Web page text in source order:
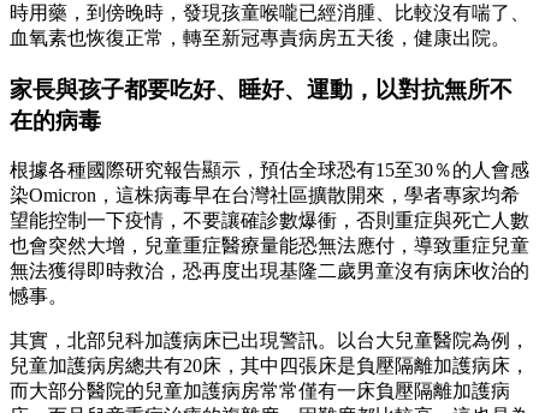
時用藥，到傍晚時，發現孩童喉嚨已經消腫、比較沒有喘了、
血氧素也恢復正常，轉至新冠專責病房五天後，健康出院。
家長與孩子都要吃好、睡好、運動，以對抗無所不
在的病毒
根據各種國際研究報告顯示，預估全球恐有15至30％的人會感
染Omicron，這株病毒早在台灣社區擴散開來，學者專家均希
望能控制一下疫情，不要讓確診數爆衝，否則重症與死亡人數
也會突然大增，兒童重症醫療量能恐無法應付，導致重症兒童
無法獲得即時救治，恐再度出現基隆二歲男童沒有病床收治的
憾事。
其實，北部兒科加護病床已出現警訊。以台大兒童醫院為例，
兒童加護病房總共有20床，其中四張床是負壓隔離加護病床，
而大部分醫院的兒童加護病房常常僅有一床負壓隔離加護病